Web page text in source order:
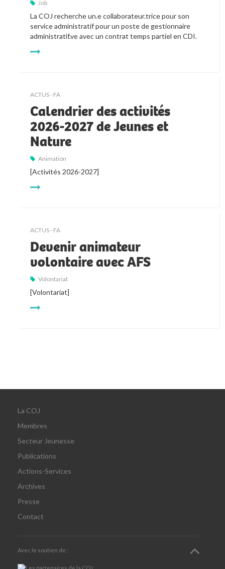
Job
La COJ recherche un.e collaborateur.trice pour son
service administratif pour un poste de gestionnaire
administratif.ve avec un contrat temps partiel en CDI.
ACTUS - FA
Calendrier des activités
2026-2027 de Jeunes et
Nature
Animation
[Activités 2026-2027]
ACTUS - FA
Devenir animateur
volontaire avec AFS
Volontariat
[Volontariat]
La COJ
Membres
Secteur Jeunesse
Publications
Actions-Services
Archives
Presse
Contact
Avec le soutien de :